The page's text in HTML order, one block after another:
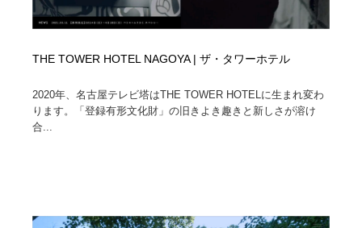
THE TOWER HOTEL NAGOYA | ザ・タワーホテル
2020年、名古屋テレビ塔はTHE TOWER HOTELに生まれ変わ
ります。「登録有形文化財」の旧きよき趣きと新しさが溶け
合...